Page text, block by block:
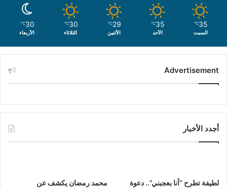
35
℃
السبت
35
℃
الأحد
29
℃
الأثنين
30
℃
الثلاثاء
30
℃
الأربعاء
Advertisement
أجدد الأخبار
لطيفة تطرح “أنا بعجبني”.. دعوة
محمد رمضان يكشف عن